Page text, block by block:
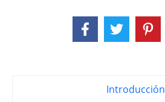
Introducción